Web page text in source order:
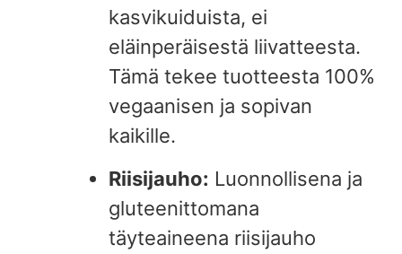
kasvikuiduista, ei
eläinperäisestä liivatteesta.
Tämä tekee tuotteesta 100%
vegaanisen ja sopivan
kaikille.
Riisijauho: Luonnollisena ja
gluteenittomana
täyteaineena riisijauho